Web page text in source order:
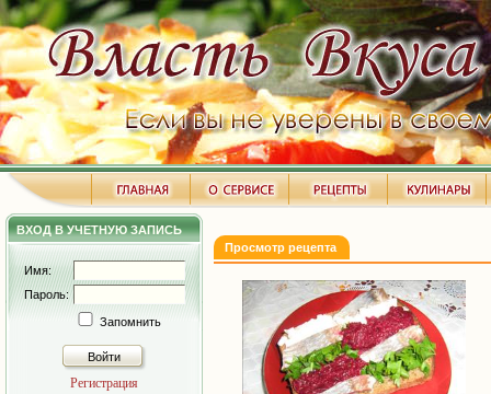
ВХОД В УЧЕТНУЮ ЗАПИСЬ
Имя:
Пароль:
Запомнить
Войти
Регистрация
Просмотр рецепта